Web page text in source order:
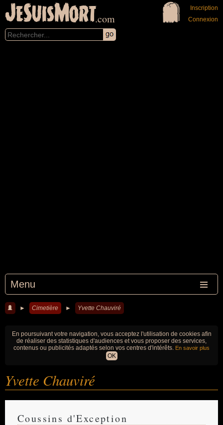
JeSuisMort.com
Menu
Inscription
Connexion
► Cimetière ► Yvette Chauviré
En poursuivant votre navigation, vous acceptez l'utilisation de cookies afin
de réaliser des statistiques d'audiences et vous proposer des services,
contenus ou publicités adaptés selon vos centres d'intérêts. En savoir plus
OK
Yvette Chauviré
Coussins d'Exception